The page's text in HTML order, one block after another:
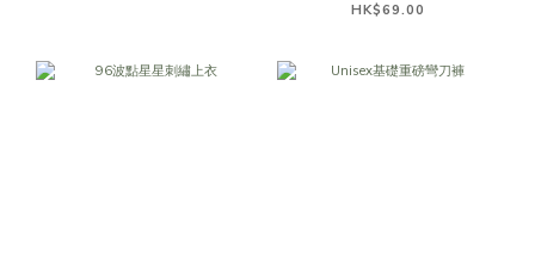
HK$69.00